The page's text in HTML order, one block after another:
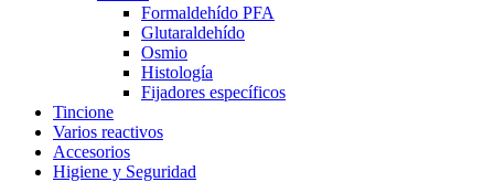
Formaldehído PFA
Glutaraldehído
Osmio
Histología
Fijadores específicos
Tincione
Varios reactivos
Accesorios
Higiene y Seguridad